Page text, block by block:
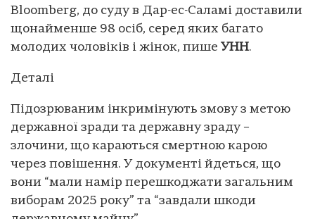
Bloomberg, до суду в Дар-ес-Саламі доставили
щонайменше 98 осіб, серед яких багато
молодих чоловіків і жінок, пише УНН.
Деталі
Підозрюваним інкримінують змову з метою
державної зради та державну зраду –
злочини, що караються смертною карою
через повішення. У документі йдеться, що
вони “мали намір перешкоджати загальним
виборам 2025 року” та “завдали шкоди